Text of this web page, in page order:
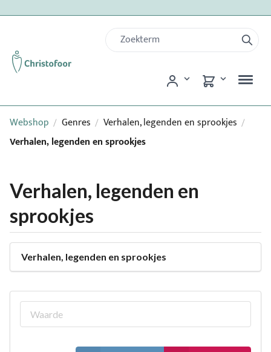
Webshop / Genres / Verhalen, legenden en sprookjes /
Verhalen, legenden en sprookjes
Verhalen, legenden en
sprookjes
Verhalen, legenden en sprookjes